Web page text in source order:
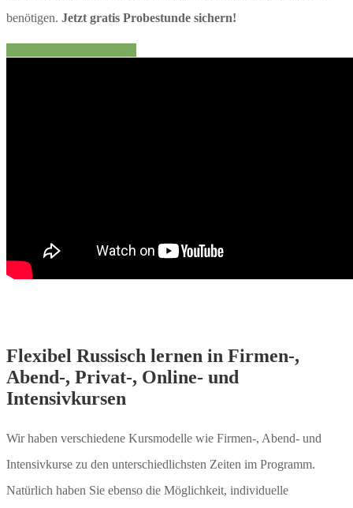
benötigen. Jetzt gratis Probestunde sichern!
Flexibel Russisch lernen in Firmen-,
Abend-, Privat-, Online- und
Intensivkursen
Wir haben verschiedene Kursmodelle wie Firmen-, Abend- und
Intensivkurse zu den unterschiedlichsten Zeiten im Programm.
Natürlich haben Sie ebenso die Möglichkeit, individuelle